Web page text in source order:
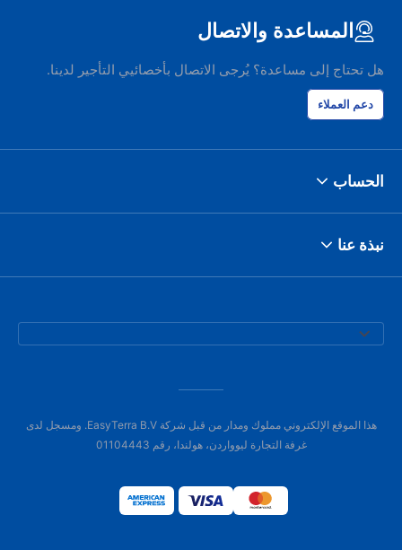
المساعدة والاتصال
هل تحتاج إلى مساعدة؟ يُرجى الاتصال بأخصائيي التأجير لدينا.
دعم العملاء
الحساب
نبذة عنا
هذا الموقع الإلكتروني مملوك ومدار من قبل شركة EasyTerra B.V. ومسجل لدى
غرفة التجارة ليوواردن، هولندا، رقم 01104443